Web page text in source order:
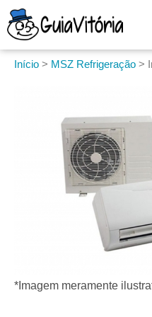
Início > MSZ Refrigeração >
*Imagem meramente